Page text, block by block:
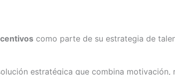
como parte de su estrategia de
estratégica que combina